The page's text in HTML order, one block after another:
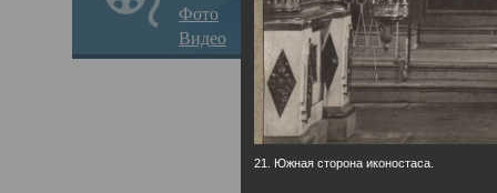
Фото
Видео
21. Южная сторона иконостаса.